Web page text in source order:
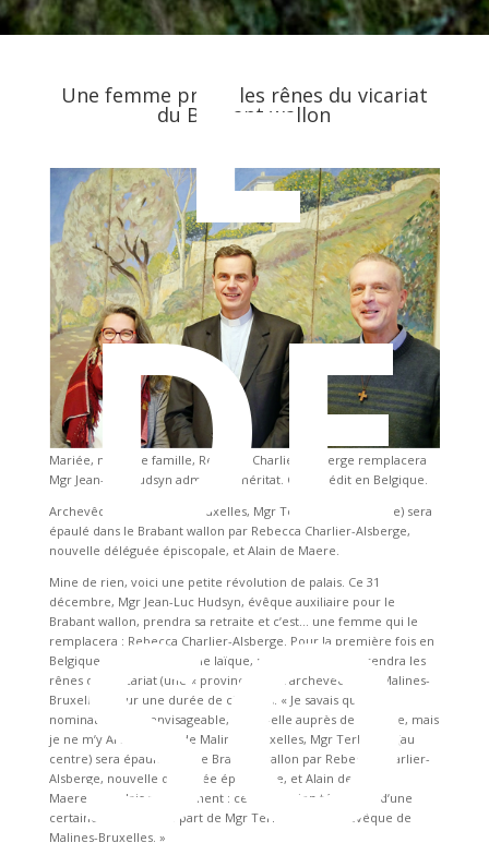
E
DE
SO
Une femme prend les rênes du vicariat
du Brabant wallon
Mariée, mère de famille, Rebecca Charlier-Alsberge remplacera
Mgr Jean-Luc Hudsyn admis à lʼéméritat. Cʼest inédit en Belgique.
Archevêque de Malines-Bruxelles, Mgr Terlinden (au centre) sera
épaulé dans le Brabant wallon par Rebecca Charlier-Alsberge,
nouvelle déléguée épiscopale, et Alain de Maere.
Mine de rien, voici une petite révolution de palais. Ce 31
décembre, Mgr Jean-Luc Hudsyn, évêque auxiliaire pour le
Brabant wallon, prendra sa retraite et cʼest… une femme qui le
remplacera : Rebecca Charlier-Alsberge. Pour la première fois en
Belgique, voici donc quʼune laïque, mère de famille, prendra les
rênes dʼun vicariat (une « province » de lʼarchevêché de Malines-
Bruxelles) pour une durée de cinq ans. « Je savais que ma
nomination était envisageable, réagit-elle auprès de La Libre, mais
je ne mʼy Archevêque de Malines-Bruxelles, Mgr Terlinden (au
centre) sera épaulé dans le Brabant wallon par Rebecca Charlier-
Alsberge, nouvelle déléguée épiscopale, et Alain de
Maere.attendais pas vraiment : cette décision témoigne dʼune
certaine audace de la part de Mgr Terlinden, lʼArchevêque de
Malines-Bruxelles. »